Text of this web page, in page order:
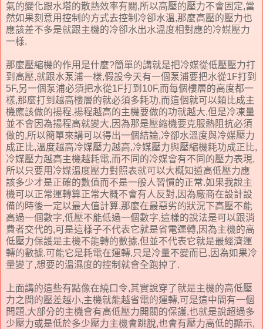
氣的變化跟水塔的散熱效率有關,所以高壓的壓力不會固定,當
然如果刻意用控制的方式去控制冷卻水溫,那麼高壓的壓力也
應該差不多是就跟主機的冷卻水出水溫度相對應的冷媒壓力
一樣.
那麼壓縮機的作用是什麼?簡單的講就是把冷媒從低壓壓力打
到高壓,就跟水泵浦一樣,假設今天有一個泵浦要把水從1F打到
5F,另一個泵浦必須把水從1F打到10F,而每個樓層的高度都一
樣,那麼打到越高樓層的就必須多耗功,而這個就可以類比成主
機應該做的揚程,揚程越高的主機要做的功就越大,但是冷凍量
並不會因為揚程高就變大,因為那是壓縮機要克服熱阻抗必須
做的,所以簡單來講可以得出一個結論,冷卻水溫度與冷媒壓力
成正比,溫度越高冷媒壓力越高,冷媒壓力與壓縮機耗功成正比,
冷媒壓力越高主機越耗電,而不同的冷媒會有不同的壓力表現,
所以只要用冷媒溫度壓力對照表就可以大概知道高低壓力應
該多少才是正確的數值而不是一般人習慣的正常.如果我說主
機可以正常運轉算正常大概不會有人反對,因為廠商在設計設
備的時後一定以最大值計算,那麼在最惡劣的狀況下高壓不能
高過一個數字,低壓不能低過一個數字,這樣的說法是可以跟消
費者交代的,可是這樣子不代表它就是省電運轉,因為主機的高
低壓力保護是主機不能轉的數據,但並不代表它就是最經濟運
轉的數據,可能它是耗電在運轉,只是冷量不變而已,因為如果冷
量變了,想要的溫濕度的控制就會全跑掉了.
上面講的這些有點像在繞口令,其實說穿了就是主機的高低壓
力之間的壓差越小,主機就能越省電的運轉,可是這中間有一個
問題,大部分的主機會有高低壓力開關的保護,也就是說超過多
少壓力或是低於多少壓力主機會跳脫,也會有壓力高低的顯示,